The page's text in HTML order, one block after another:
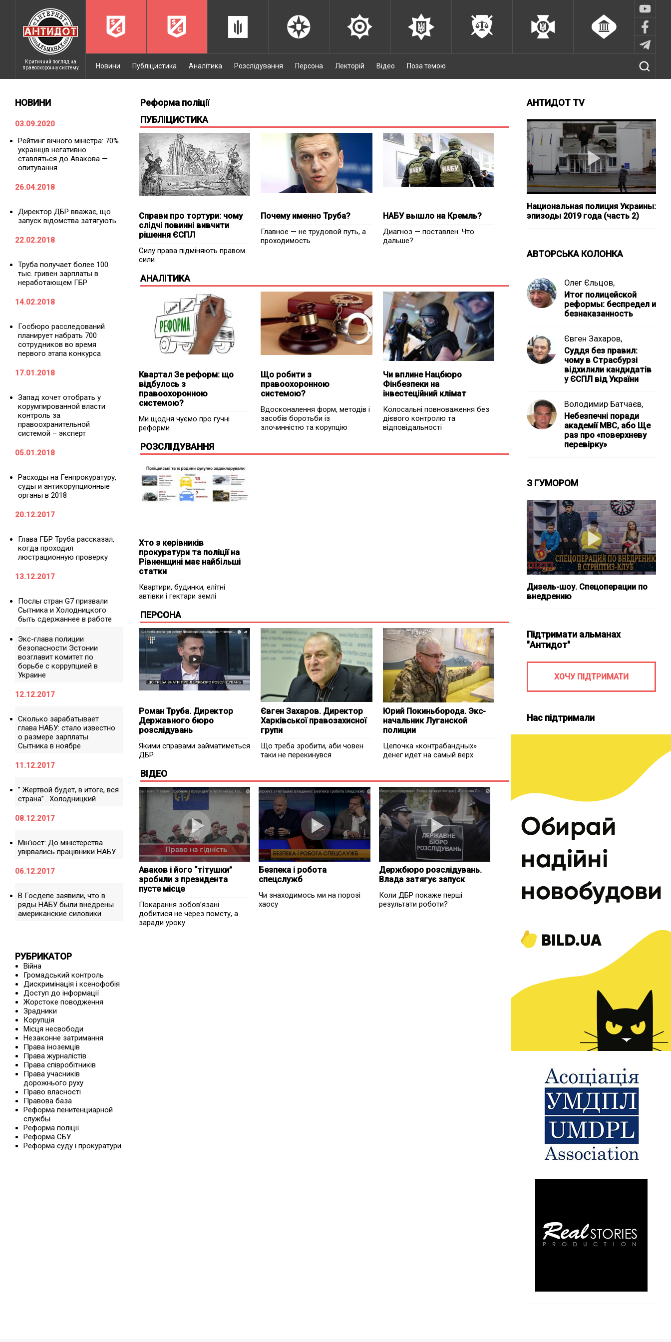
Критичний погляд на
правоохоронну систему
Новини Публіцистика Аналітика Розслідування Персона Лекторій Відео Поза темою
НОВИНИ
03.09.2020
Рейтинг вічного міністра: 70%
українців негативно
ставляться до Авакова —
опитування
26.04.2018
Директор ДБР вважає, що
запуск відомства затягують
22.02.2018
Труба получает более 100
тыс. гривен зарплаты в
неработающем ГБР
14.02.2018
Госбюро расследований
планирует набрать 700
сотрудников во время
первого этапа конкурса
17.01.2018
Запад хочет отобрать у
корумпированной власти
контроль за
правоохранительной
системой – эксперт
05.01.2018
Расходы на Генпрокуратуру,
суды и антикорупционные
органы в 2018
20.12.2017
Глава ГБР Труба рассказал,
когда проходил
люстрационную проверку
13.12.2017
Послы стран G7 призвали
Сытника и Холодницкого
быть сдержаннее в работе
Экс-глава полиции
безопасности Эстонии
возглавит комитет по
борьбе с коррупцией в
Украине
12.12.2017
Сколько зарабатывает
глава НАБУ: стало известно
о размере зарплаты
Сытника в ноябре
11.12.2017
” Жертвой будет, в итоге, вся
страна” . Холодницкий
08.12.2017
Мін’юст: До міністерства
увірвались працівники НАБУ
06.12.2017
В Госдепе заявили, что в
ряды НАБУ были внедрены
американские силовики
РУБРИКАТОР
Війна
Громадський контроль
Дискримінація і ксенофобія
Доступ до інформації
Жорстоке поводження
Зрадники
Корупція
Місця несвободи
Незаконне затримання
Права іноземців
Права журналістів
Права співробітників
Права учасників
дорожнього руху
Право власності
Правова база
Реформа пенитенциарной
службы
Реформа поліції
Реформа СБУ
Реформа суду і прокуратури
Реформа поліції
ПУБЛІЦИСТИКА
Справи про тортури: чому
слідчі повинні вивчити
рішення ЄСПЛ
Силу права підміняють правом
сили
Почему именно Труба?
Главное — не трудовой путь, а
проходимость
НАБУ вышло на Кремль?
Диагноз — поставлен. Что
дальше?
АНАЛІТИКА
Квартал Зе реформ: що
відбулось з
правоохоронною
системою?
Ми щодня чуємо про гучні
реформи
Що робити з
правоохоронною
системою?
Вдосконалення форм, методів і
засобів боротьби із
злочинністю та корупцію
Чи вплине Нацбюро
Фінбезпеки на
інвестеційний клімат
Колосальні повноваження без
дієвого контролю та
відповідальності
РОЗСЛІДУВАННЯ
Хто з керівників
прокуратури та поліції на
Рівненщині має найбільші
статки
Квартири, будинки, елітні
автівки і гектари землі
ПЕРСОНА
Роман Труба. Директор
Державного бюро
розслідувань
Якими справами займатиметься
ДБР
Євген Захаров. Директор
Харківської правозахисної
групи
Що треба зробити, аби човен
таки не перекинувся
Юрий Покиньборода. Экс-
начальник Луганской
полиции
Цепочка «контрабандных»
денег идет на самый верх
ВІДЕО
Аваков і його “тітушки”
зробили з президента
пусте місце
Покарання зобов’язані
добитися не через помсту, а
заради уроку
Безпека і робота
спецслужб
Чи знаходимось ми на порозі
хаосу
Держбюро розслідувань.
Влада затягує запуск
Коли ДБР покаже перші
результати роботи?
АНТИДОТ TV
Национальная полиция Украины:
эпизоды 2019 года (часть 2)
АВТОРСЬКА КОЛОНКА
Олег Єльцов,
Итог полицейской
реформы: беспредел и
безнаказанность
Євген Захаров,
Суддя без правил:
чому в Страсбурзі
відхилили кандидатів
у ЄСПЛ від України
Володимир Батчаєв,
Небезпечні поради
академії МВС, або Ще
раз про «поверхневу
перевірку»
З ГУМОРОМ
Дизель-шоу. Спецоперации по
внедрению
Підтримати альманах
"Антидот"
ХОЧУ ПІДТРИМАТИ
Нас підтримали